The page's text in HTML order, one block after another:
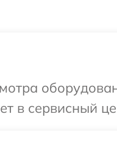
в сервисный